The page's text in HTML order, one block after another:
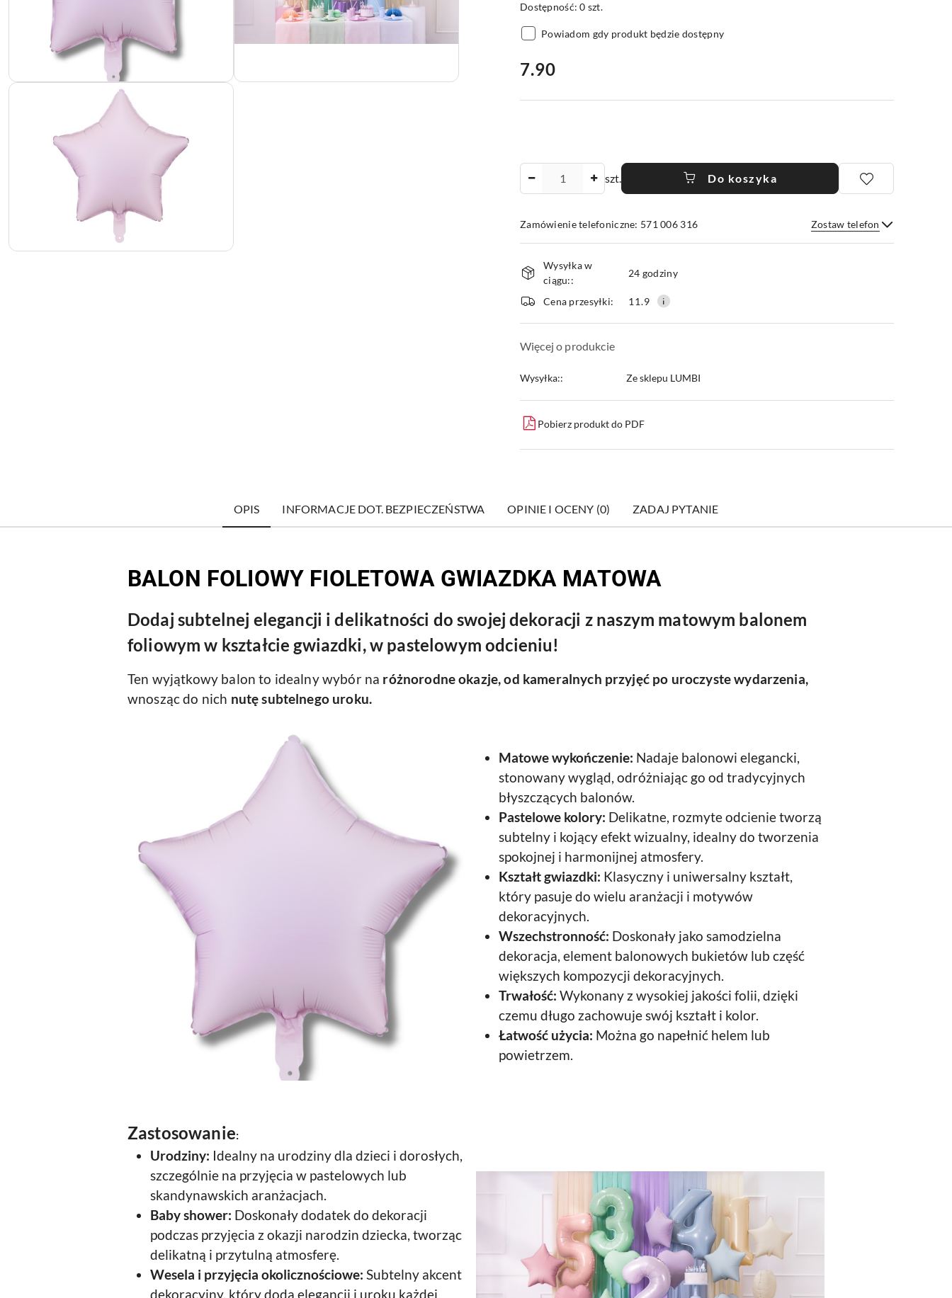
Dostępność:0 szt.
Powiadom gdy produkt będzie dostępny
cena:
7.90
szt. Do koszyka
Zamówienie telefoniczne: 571 006 316 Zostaw telefon
Wyślij
i
dostawa
Wysyłka w
ciągu::
24 godziny
Cena przesyłki: 11.9
Więcej o produkcie
Wysyłka:: Ze sklepu LUMBI
Pobierz produkt do PDF
OPIS INFORMACJE DOT. BEZPIECZEŃSTWA OPINIE I OCENY (0) ZADAJ PYTANIE
BALON FOLIOWY FIOLETOWA GWIAZDKA MATOWA
Dodaj subtelnej elegancji i delikatności do swojej dekoracji z naszym matowym balonem
foliowym w kształcie gwiazdki, w pastelowym odcieniu!
Ten wyjątkowy balon to idealny wybór na różnorodne okazje, od kameralnych przyjęć po uroczyste wydarzenia,
wnosząc do nich nutę subtelnego uroku.
Matowe wykończenie: Nadaje balonowi elegancki,
stonowany wygląd, odróżniając go od tradycyjnych
błyszczących balonów.
Pastelowe kolory: Delikatne, rozmyte odcienie tworzą
subtelny i kojący efekt wizualny, idealny do tworzenia
spokojnej i harmonijnej atmosfery.
Kształt gwiazdki: Klasyczny i uniwersalny kształt,
który pasuje do wielu aranżacji i motywów
dekoracyjnych.
Wszechstronność: Doskonały jako samodzielna
dekoracja, element balonowych bukietów lub część
większych kompozycji dekoracyjnych.
Trwałość: Wykonany z wysokiej jakości folii, dzięki
czemu długo zachowuje swój kształt i kolor.
Łatwość użycia: Można go napełnić helem lub
powietrzem.
Zastosowanie:
Urodziny: Idealny na urodziny dla dzieci i dorosłych,
szczególnie na przyjęcia w pastelowych lub
skandynawskich aranżacjach.
Baby shower: Doskonały dodatek do dekoracji
podczas przyjęcia z okazji narodzin dziecka, tworząc
delikatną i przytulną atmosferę.
Wesela i przyjęcia okolicznościowe: Subtelny akcent
dekoracyjny, który doda elegancji i uroku każdej